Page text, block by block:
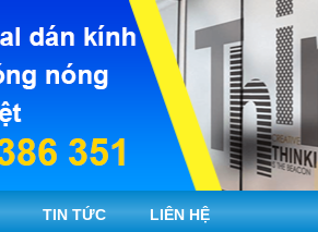
TIN TỨC LIÊN HỆ